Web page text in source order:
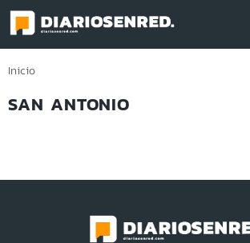
Click acá para ir directamente al contenido
Inicio
SAN ANTONIO